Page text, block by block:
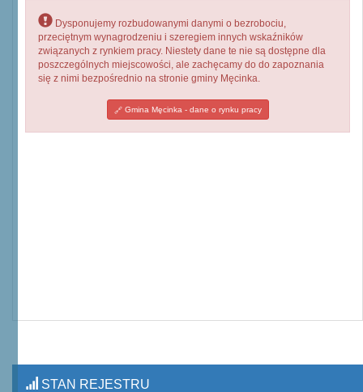
Dysponujemy rozbudowanymi danymi o bezrobociu,
przeciętnym wynagrodzeniu i szeregiem innych wskaźników
związanych z rynkiem pracy. Niestety dane te nie są dostępne dla
poszczególnych miejscowości, ale zachęcamy do do zapoznania
się z nimi bezpośrednio na stronie gminy Męcinka.
Gmina Męcinka - dane o rynku pracy
STAN REJESTRU